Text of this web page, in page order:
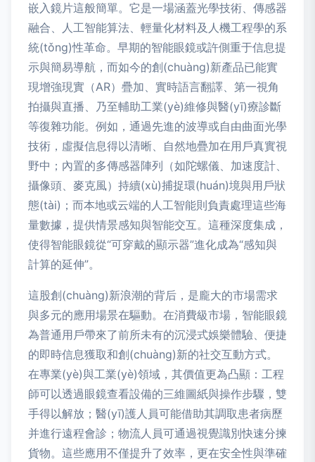
嵌入鏡片這般簡單。它是一場涵蓋光學技術、傳感器
融合、人工智能算法、輕量化材料及人機工程學的系
統(tǒng)性革命。早期的智能眼鏡或許側重于信息提
示與簡易導航，而如今的創(chuàng)新產品已能實
現增強現實（AR）疊加、實時語言翻譯、第一視角
拍攝與直播、乃至輔助工業(yè)維修與醫(yī)療診斷
等復雜功能。例如，通過先進的波導或自由曲面光學
技術，虛擬信息得以清晰、自然地疊加在用戶真實視
野中；內置的多傳感器陣列（如陀螺儀、加速度計、
攝像頭、麥克風）持續(xù)捕捉環(huán)境與用戶狀
態(tài)；而本地或云端的人工智能則負責處理這些海
量數據，提供情景感知與智能交互。這種深度集成，
使得智能眼鏡從“可穿戴的顯示器”進化成為“感知與
計算的延伸”。
這股創(chuàng)新浪潮的背后，是龐大的市場需求
與多元的應用場景在驅動。在消費級市場，智能眼鏡
為普通用戶帶來了前所未有的沉浸式娛樂體驗、便捷
的即時信息獲取和創(chuàng)新的社交互動方式。
在專業(yè)與工業(yè)領域，其價值更為凸顯：工程
師可以透過眼鏡查看設備的三維圖紙與操作步驟，雙
手得以解放；醫(yī)護人員可能借助其調取患者病歷
并進行遠程會診；物流人員可通過視覺識別快速分揀
貨物。這些應用不僅提升了效率，更在安全性與準確